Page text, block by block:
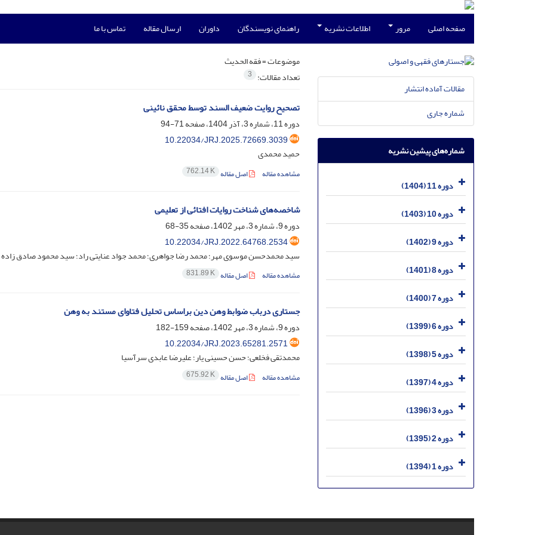
صفحه اصلی مرور اطلاعات نشریه راهنمای نویسندگان داوران ارسال مقاله تماس با ما
موضوعات =فقه الحدیث
تعداد مقالات: 3
تصحیح روایت ضعیف السند توسط محقق نائینی
دوره 11، شماره 3، آذر 1404، صفحه
71-94
10.22034/JRJ.2025.72669.3039
حمید محمدی
مشاهده مقاله اصل مقاله 762.14 K
شاخصه‌های شناخت روایات افتائی از تعلیمی
دوره 9، شماره 3، مهر 1402، صفحه
35-68
10.22034/JRJ.2022.64768.2534
سید محمدحسن موسوی مهر؛ محمد رضا جواهری؛ محمد جواد عنایتی راد؛ سید محمود صادق زاده
مشاهده مقاله اصل مقاله 831.89 K
جستاری درباب ضوابط وهن دین براساس تحلیل فتاوای مستند به وهن
دوره 9، شماره 3، مهر 1402، صفحه
159-182
10.22034/JRJ.2023.65281.2571
محمدتقی فخلعی؛ حسن حسینی یار؛ علیرضا عابدی سرآسیا
مشاهده مقاله اصل مقاله 675.92 K
مقالات آماده انتشار
شماره جاری
شماره‌های پیشین نشریه
دوره 11 (1404)
دوره 10 (1403)
دوره 9 (1402)
دوره 8 (1401)
دوره 7 (1400)
دوره 6 (1399)
دوره 5 (1398)
دوره 4 (1397)
دوره 3 (1396)
دوره 2 (1395)
دوره 1 (1394)